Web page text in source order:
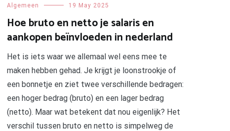
Algemeen 19 May 2025
Hoe bruto en netto je salaris en
aankopen beïnvloeden in nederland
Het is iets waar we allemaal wel eens mee te
maken hebben gehad. Je krijgt je loonstrookje of
een bonnetje en ziet twee verschillende bedragen:
een hoger bedrag (bruto) en een lager bedrag
(netto). Maar wat betekent dat nou eigenlijk? Het
verschil tussen bruto en netto is simpelweg de